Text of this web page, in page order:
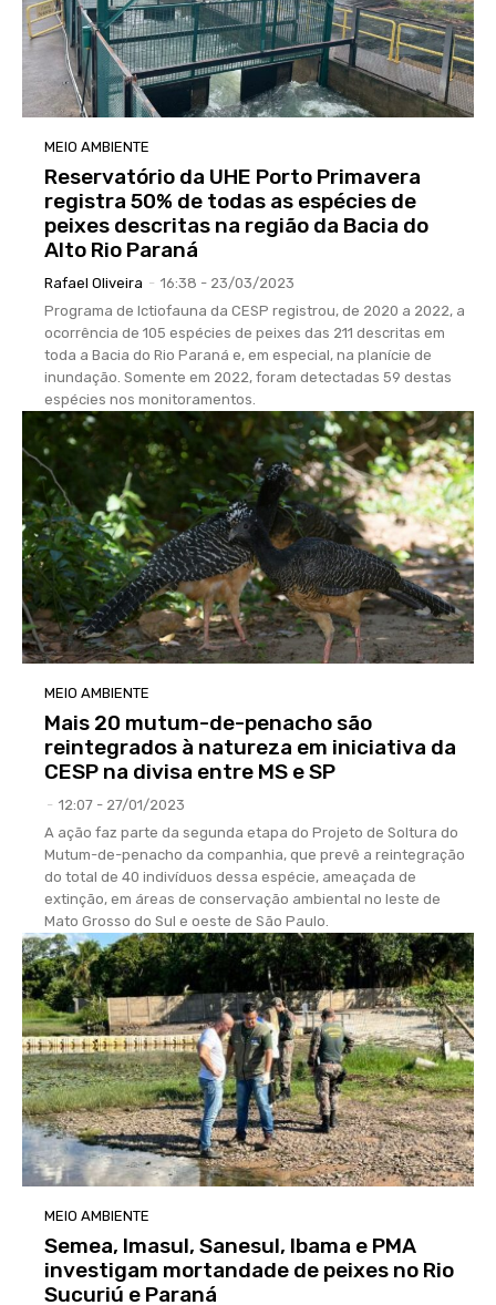
MEIO AMBIENTE
Reservatório da UHE Porto Primavera
registra 50% de todas as espécies de
peixes descritas na região da Bacia do
Alto Rio Paraná
Rafael Oliveira - 16:38 - 23/03/2023
Programa de Ictiofauna da CESP registrou, de 2020 a 2022, a
ocorrência de 105 espécies de peixes das 211 descritas em
toda a Bacia do Rio Paraná e, em especial, na planície de
inundação. Somente em 2022, foram detectadas 59 destas
espécies nos monitoramentos.
MEIO AMBIENTE
Mais 20 mutum-de-penacho são
reintegrados à natureza em iniciativa da
CESP na divisa entre MS e SP
- 12:07 - 27/01/2023
A ação faz parte da segunda etapa do Projeto de Soltura do
Mutum-de-penacho da companhia, que prevê a reintegração
do total de 40 indivíduos dessa espécie, ameaçada de
extinção, em áreas de conservação ambiental no leste de
Mato Grosso do Sul e oeste de São Paulo.
MEIO AMBIENTE
Semea, Imasul, Sanesul, Ibama e PMA
investigam mortandade de peixes no Rio
Sucuriú e Paraná